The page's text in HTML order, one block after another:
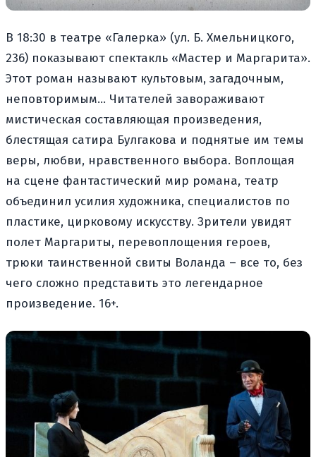
В 18:30 в театре «Галерка» (ул. Б. Хмельницкого,
236) показывают спектакль «Мастер и Маргарита».
Этот роман называют культовым, загадочным,
неповторимым… Читателей завораживают
мистическая составляющая произведения,
блестящая сатира Булгакова и поднятые им темы
веры, любви, нравственного выбора. Воплощая
на сцене фантастический мир романа, театр
объединил усилия художника, специалистов по
пластике, цирковому искусству. Зрители увидят
полет Маргариты, перевоплощения героев,
трюки таинственной свиты Воланда – все то, без
чего сложно представить это легендарное
произведение. 16+.